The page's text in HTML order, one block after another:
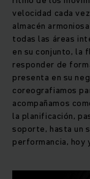
velocidad cada
almacén
todas las áreas
en su conjunto, la
responder de
presenta en su
coreografiamos
acompañamos
la planificación,
soporte, hasta un
performancia, hoy